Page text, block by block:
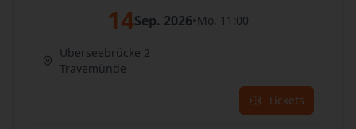
14Sep. 2026•Mo. 11:00
Überseebrücke 2
Travemünde
Tickets